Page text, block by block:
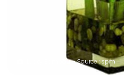
Lucky Bambou – Source : spm